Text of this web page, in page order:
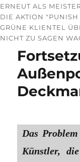
ERNEUT ALS
DIE AKTION
GRÜNE KLIENTEL
NICHT ZU SAGEN
Das
Künstler,